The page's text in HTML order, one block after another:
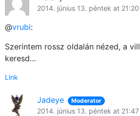
2014. június 13. péntek at 21:20
@vrubi:
Szerintem rossz oldalán nézed, a
keresd…
Link
Jadeye Moderator
2014. június 13. péntek at 21:47